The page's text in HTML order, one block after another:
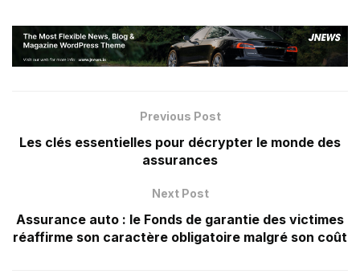
Previous Post
Les clés essentielles pour décrypter le monde des
assurances
Next Post
Assurance auto : le Fonds de garantie des victimes
réaffirme son caractère obligatoire malgré son coût